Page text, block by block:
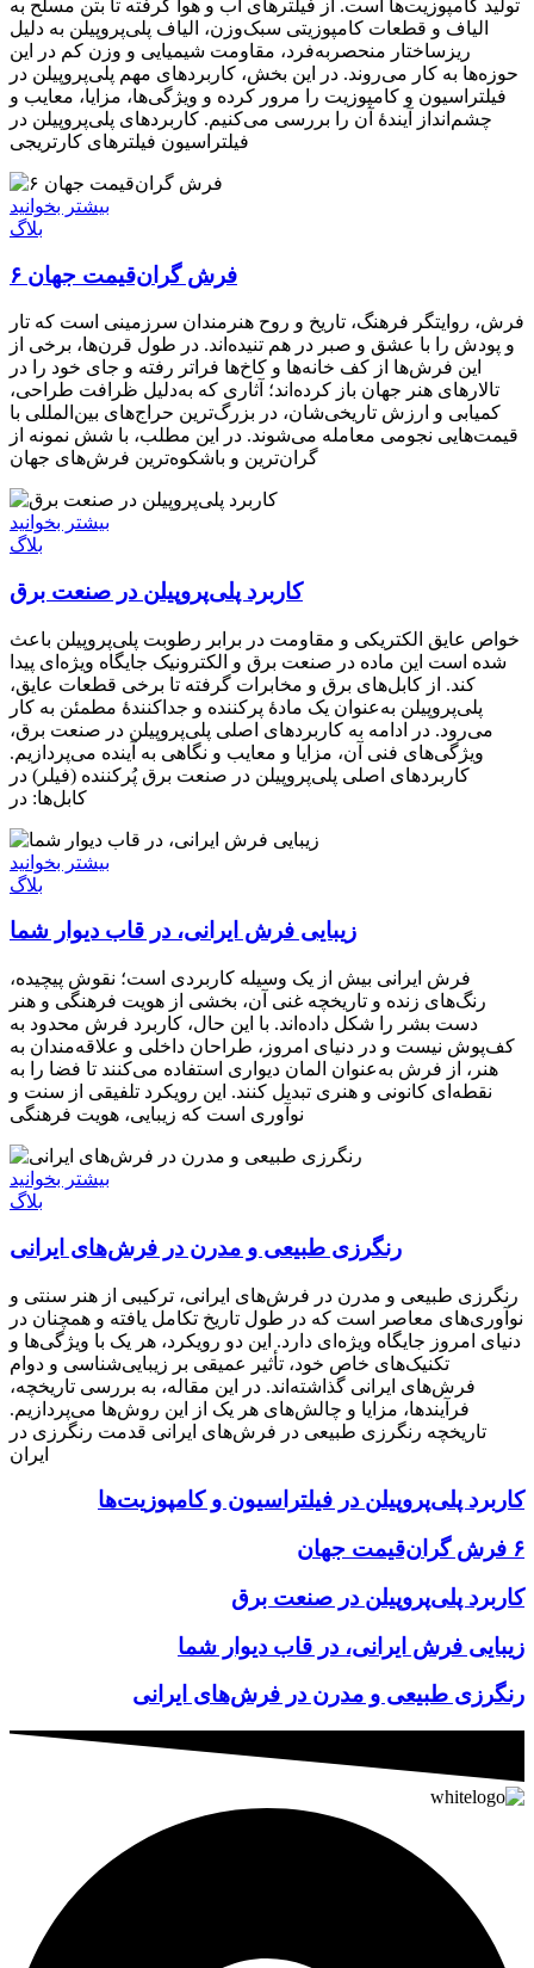
تولید کامپوزیت‌ها است. از فیلترهای آب و هوا گرفته تا بتن مسلح به
الیاف و قطعات کامپوزیتی سبک‌وزن، الیاف پلی‌پروپیلن به دلیل
ریزساختار منحصربه‌فرد، مقاومت شیمیایی و وزن کم در این
حوزه‌ها به کار می‌روند. در این بخش، کاربردهای مهم پلی‌پروپیلن در
فیلتراسیون و کامپوزیت را مرور کرده و ویژگی‌ها، مزایا، معایب و
چشم‌انداز آیندهٔ آن را بررسی می‌کنیم. کاربردهای پلی‌پروپیلن در
فیلتراسیون فیلترهای کارتریجی
بیشتر بخوانید
بلاگ
۶ فرش گران‌قیمت جهان
فرش، روایتگر فرهنگ، تاریخ و روح هنرمندان سرزمینی است که تار
و پودش را با عشق و صبر در هم تنیده‌اند. در طول قرن‌ها، برخی از
این فرش‌ها از کف خانه‌ها و کاخ‌ها فراتر رفته و جای خود را در
تالارهای هنر جهان باز کرده‌اند؛ آثاری که به‌دلیل ظرافت طراحی،
کمیابی و ارزش تاریخی‌شان، در بزرگ‌ترین حراج‌های بین‌المللی با
قیمت‌هایی نجومی معامله می‌شوند. در این مطلب، با شش نمونه از
گران‌ترین و باشکوه‌ترین فرش‌های جهان
بیشتر بخوانید
بلاگ
کاربرد پلی‌پروپیلن در صنعت برق
خواص عایق الکتریکی و مقاومت در برابر رطوبت پلی‌پروپیلن باعث
شده است این ماده در صنعت برق و الکترونیک جایگاه ویژه‌ای پیدا
کند. از کابل‌های برق و مخابرات گرفته تا برخی قطعات عایق،
پلی‌پروپیلن به‌عنوان یک مادۀ پرکننده و جداکنندۀ مطمئن به کار
می‌رود. در ادامه به کاربردهای اصلی پلی‌پروپیلن در صنعت برق،
ویژگی‌های فنی آن، مزایا و معایب و نگاهی به آینده می‌پردازیم.
کاربردهای اصلی پلی‌پروپیلن در صنعت برق پُرکننده (فیلر) در
کابل‌ها: در
بیشتر بخوانید
بلاگ
زیبایی فرش ایرانی، در قاب دیوار شما
فرش ایرانی بیش از یک وسیله کاربردی است؛ نقوش پیچیده،
رنگ‌های زنده و تاریخچه غنی آن، بخشی از هویت فرهنگی و هنر
دست بشر را شکل داده‌اند. با این حال، کاربرد فرش محدود به
کف‌پوش نیست و در دنیای امروز، طراحان داخلی و علاقه‌مندان به
هنر، از فرش به‌عنوان المان دیواری استفاده می‌کنند تا فضا را به
نقطه‌ای کانونی و هنری تبدیل کنند. این رویکرد تلفیقی از سنت و
نوآوری است که زیبایی، هویت فرهنگی
بیشتر بخوانید
بلاگ
رنگرزی طبیعی و مدرن در فرش‌های ایرانی
رنگرزی طبیعی و مدرن در فرش‌های ایرانی، ترکیبی از هنر سنتی و
نوآوری‌های معاصر است که در طول تاریخ تکامل یافته و همچنان در
دنیای امروز جایگاه ویژه‌ای دارد. این دو رویکرد، هر یک با ویژگی‌ها و
تکنیک‌های خاص خود، تأثیر عمیقی بر زیبایی‌شناسی و دوام
فرش‌های ایرانی گذاشته‌اند. در این مقاله، به بررسی تاریخچه،
فرآیندها، مزایا و چالش‌های هر یک از این روش‌ها می‌پردازیم.
تاریخچه رنگرزی طبیعی در فرش‌های ایرانی قدمت رنگرزی در
ایران
کاربرد پلی‌پروپیلن در فیلتراسیون و کامپوزیت‌ها
۶ فرش گران‌قیمت جهان
کاربرد پلی‌پروپیلن در صنعت برق
زیبایی فرش ایرانی، در قاب دیوار شما
رنگرزی طبیعی و مدرن در فرش‌های ایرانی